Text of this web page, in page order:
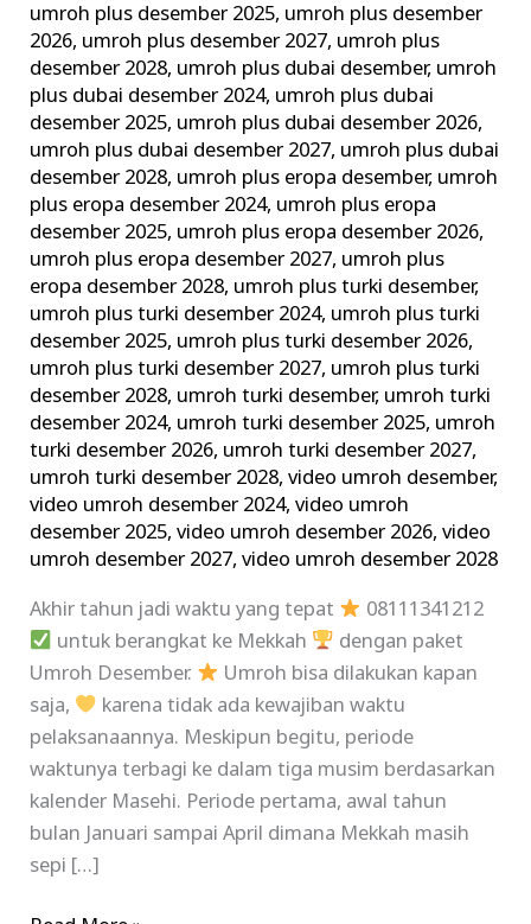
umroh plus desember 2025, umroh plus desember
2026, umroh plus desember 2027, umroh plus
desember 2028, umroh plus dubai desember, umroh
plus dubai desember 2024, umroh plus dubai
desember 2025, umroh plus dubai desember 2026,
umroh plus dubai desember 2027, umroh plus dubai
desember 2028, umroh plus eropa desember, umroh
plus eropa desember 2024, umroh plus eropa
desember 2025, umroh plus eropa desember 2026,
umroh plus eropa desember 2027, umroh plus
eropa desember 2028, umroh plus turki desember,
umroh plus turki desember 2024, umroh plus turki
desember 2025, umroh plus turki desember 2026,
umroh plus turki desember 2027, umroh plus turki
desember 2028, umroh turki desember, umroh turki
desember 2024, umroh turki desember 2025, umroh
turki desember 2026, umroh turki desember 2027,
umroh turki desember 2028,video umroh desember,
video umroh desember 2024,video umroh
desember 2025,video umroh desember 2026,video
umroh desember 2027,video umroh desember 2028
Akhir tahun jadi waktu yang tepat
08111341212
untuk berangkat ke Mekkah
dengan paket
Umroh Desember.
Umroh bisa dilakukan kapan
saja,
karena tidak ada kewajiban waktu
pelaksanaannya. Meskipun begitu, periode
waktunya terbagi ke dalam tiga musim berdasarkan
kalender Masehi. Periode pertama, awal tahun
bulan Januari sampai April dimana Mekkah masih
sepi […]